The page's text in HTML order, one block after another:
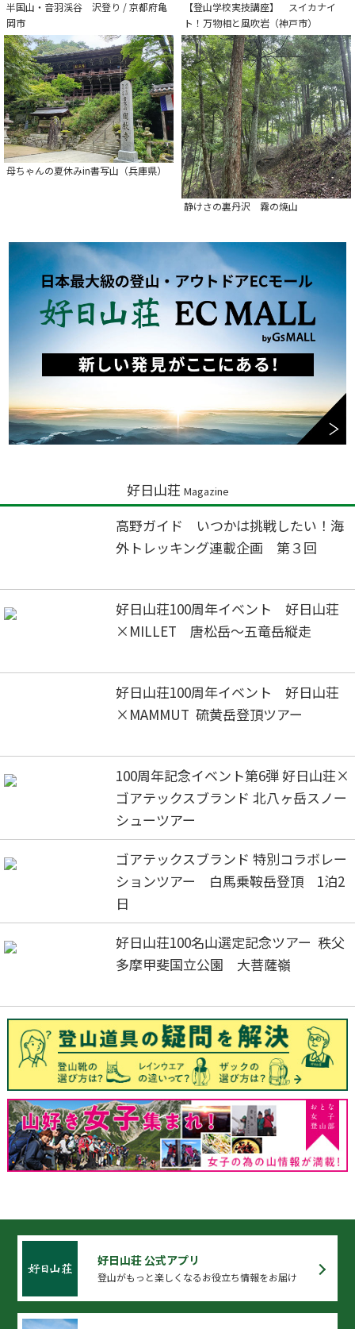
半国山・音羽渓谷 沢登り / 京都府亀
岡市
【登山学校実技講座】 スイカナイ
ト！万物相と風吹岩（神戸市）
母ちゃんの夏休みin書写山（兵庫県）
静けさの裏丹沢 霧の焼山
好日山荘 Magazine
高野ガイド いつかは挑戦したい！海
外トレッキング連載企画 第３回
好日山荘100周年イベント 好日山荘
×MILLET 唐松岳～五竜岳縦走
好日山荘100周年イベント 好日山荘
×MAMMUT 硫黄岳登頂ツアー
100周年記念イベント第6弾 好日山荘×
ゴアテックスブランド 北八ヶ岳スノー
シューツアー
ゴアテックスブランド 特別コラボレー
ションツアー 白馬乗鞍岳登頂 1泊2
日
好日山荘100名山選定記念ツアー 秩父
多摩甲斐国立公園 大菩薩嶺
好日山荘 公式アプリ
登山がもっと楽しくなるお役立ち情報をお届け